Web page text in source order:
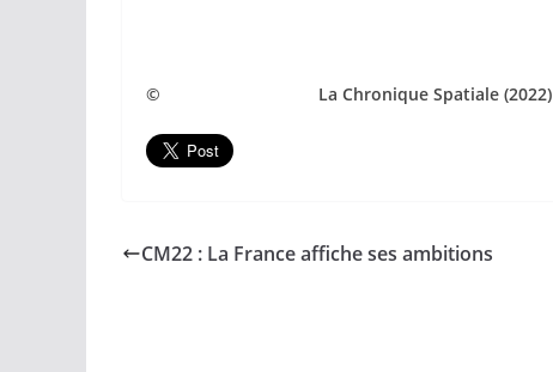
© La Chronique Spatiale (2022)
CM22 : La France affiche ses ambitions